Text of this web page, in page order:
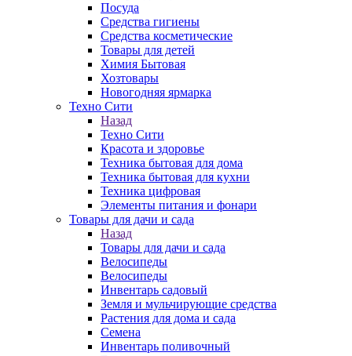
Посуда
Средства гигиены
Средства косметические
Товары для детей
Химия Бытовая
Хозтовары
Новогодняя ярмарка
Техно Сити
Назад
Техно Сити
Красота и здоровье
Техника бытовая для дома
Техника бытовая для кухни
Техника цифровая
Элементы питания и фонари
Товары для дачи и сада
Назад
Товары для дачи и сада
Велосипеды
Велосипеды
Инвентарь садовый
Земля и мульчирующие средства
Растения для дома и сада
Семена
Инвентарь поливочный